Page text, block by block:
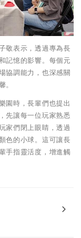
敬表示，透過專為長
記憶的影響。每個元
協調能力，也深感關
園時，長輩們也提出
先讓每一位玩家熟悉
家們閉上眼睛，透過
色的小球。這可讓長
手指靈活度，增進觸